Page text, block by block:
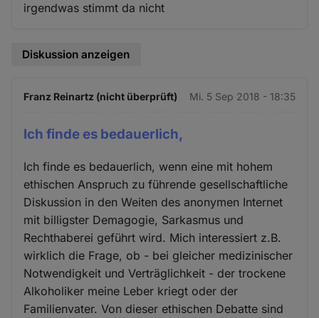
irgendwas stimmt da nicht
Diskussion anzeigen
Franz Reinartz (nicht überprüft) Mi. 5 Sep 2018 - 18:35
Ich finde es bedauerlich,
Ich finde es bedauerlich, wenn eine mit hohem
ethischen Anspruch zu führende gesellschaftliche
Diskussion in den Weiten des anonymen Internet
mit billigster Demagogie, Sarkasmus und
Rechthaberei geführt wird. Mich interessiert z.B.
wirklich die Frage, ob - bei gleicher medizinischer
Notwendigkeit und Verträglichkeit - der trockene
Alkoholiker meine Leber kriegt oder der
Familienvater. Von dieser ethischen Debatte sind